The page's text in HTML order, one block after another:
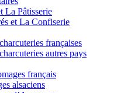
La Pâtisserie
et La Confiserie
françaises
autres pays
français
alsaciens